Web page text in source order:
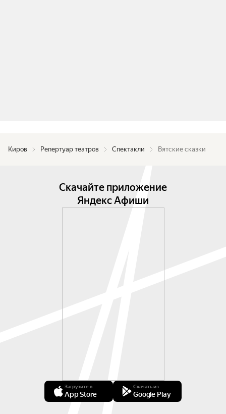
Киров Репертуар театров Спектакли Вятские сказки
Скачайте приложение
Яндекс Афиши
Загрузите в
App Store
Скачать из
Google Play